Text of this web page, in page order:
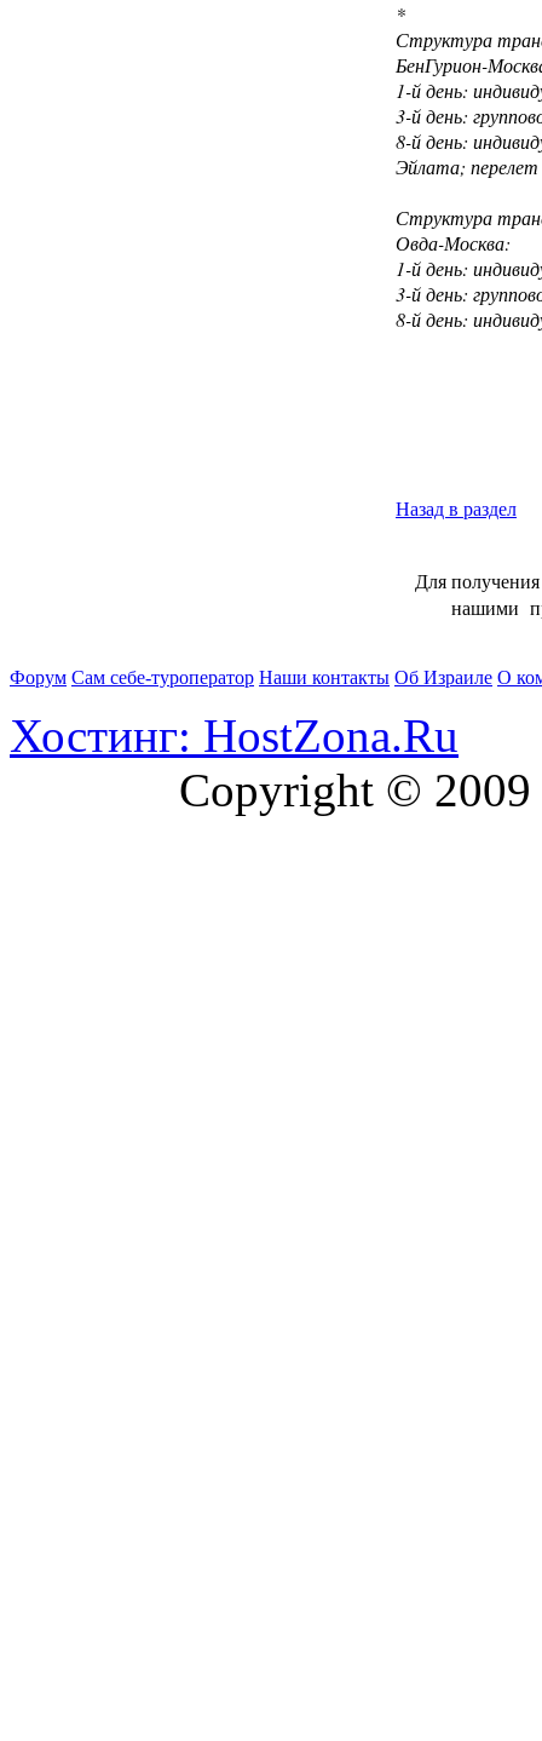
*
Структура
БенГурион-
1-й день:
3-й день:
8-й день:
Эйлата;
Структура
Овда-Москва:
1-й день:
3-й день:
8-й день:
Назад в раздел
Для
нашими
Форум Сам себе-туроператор Наши контакты Об Израиле О
Хостинг: HostZona.Ru
Copyright © 2009